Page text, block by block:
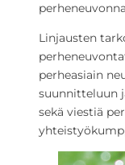
Linjausten
perheasiain
suunnitteluun
sekä viestiä